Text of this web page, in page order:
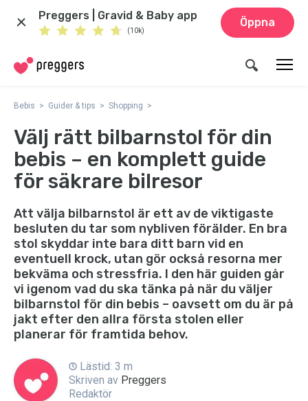
Preggers | Gravid & Baby app
(10k)
Öppna
Bebis Guider & tips Shopping
Välj rätt bilbarnstol för din
bebis – en komplett guide
för säkrare bilresor
Att välja bilbarnstol är ett av de viktigaste
besluten du tar som nybliven förälder. En bra
stol skyddar inte bara ditt barn vid en
eventuell krock, utan gör också resorna mer
bekväma och stressfria. I den här guiden går
vi igenom vad du ska tänka på när du väljer
bilbarnstol för din bebis – oavsett om du är på
jakt efter den allra första stolen eller
planerar för framtida behov.
Lästid: 3 m
Skriven av Preggers
Redaktör